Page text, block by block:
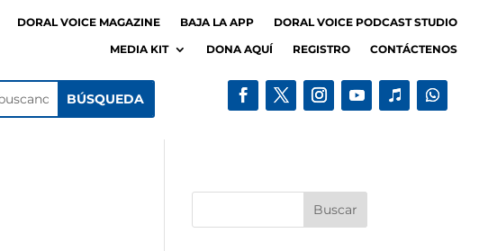
DORAL VOICE MAGAZINE BAJA LA APP
DORAL VOICE PODCAST STUDIO
MEDIA KIT
DONA AQUÍ REGISTRO CONTÁCTENOS
Buscar